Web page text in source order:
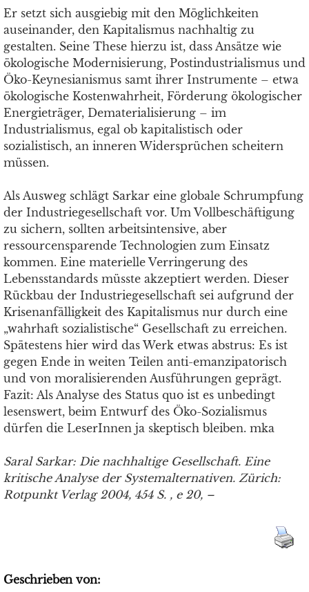
Er setzt sich ausgiebig mit den Möglichkeiten
auseinander, den Kapitalismus nachhaltig zu
gestalten. Seine These hierzu ist, dass Ansätze wie
ökologische Modernisierung, Postindustrialismus und
Öko-Keynesianismus samt ihrer Instrumente – etwa
ökologische Kostenwahrheit, Förderung ökologischer
Energieträger, Dematerialisierung – im
Industrialismus, egal ob kapitalistisch oder
sozialistisch, an inneren Widersprüchen scheitern
müssen.
Als Ausweg schlägt Sarkar eine globale Schrumpfung
der Industriegesellschaft vor. Um Vollbeschäftigung
zu sichern, sollten arbeitsintensive, aber
ressourcensparende Technologien zum Einsatz
kommen. Eine materielle Verringerung des
Lebensstandards müsste akzeptiert werden. Dieser
Rückbau der Industriegesellschaft sei aufgrund der
Krisenanfälligkeit des Kapitalismus nur durch eine
„wahrhaft sozialistische“ Gesellschaft zu erreichen.
Spätestens hier wird das Werk etwas abstrus: Es ist
gegen Ende in weiten Teilen anti-emanzipatorisch
und von moralisierenden Ausführungen geprägt.
Fazit: Als Analyse des Status quo ist es unbedingt
lesenswert, beim Entwurf des Öko-Sozialismus
dürfen die LeserInnen ja skeptisch bleiben. mka
Saral Sarkar: Die nachhaltige Gesellschaft. Eine
kritische Analyse der Systemalternativen. Zürich:
Rotpunkt Verlag 2004, 454 S. , e 20, –
Geschrieben von: